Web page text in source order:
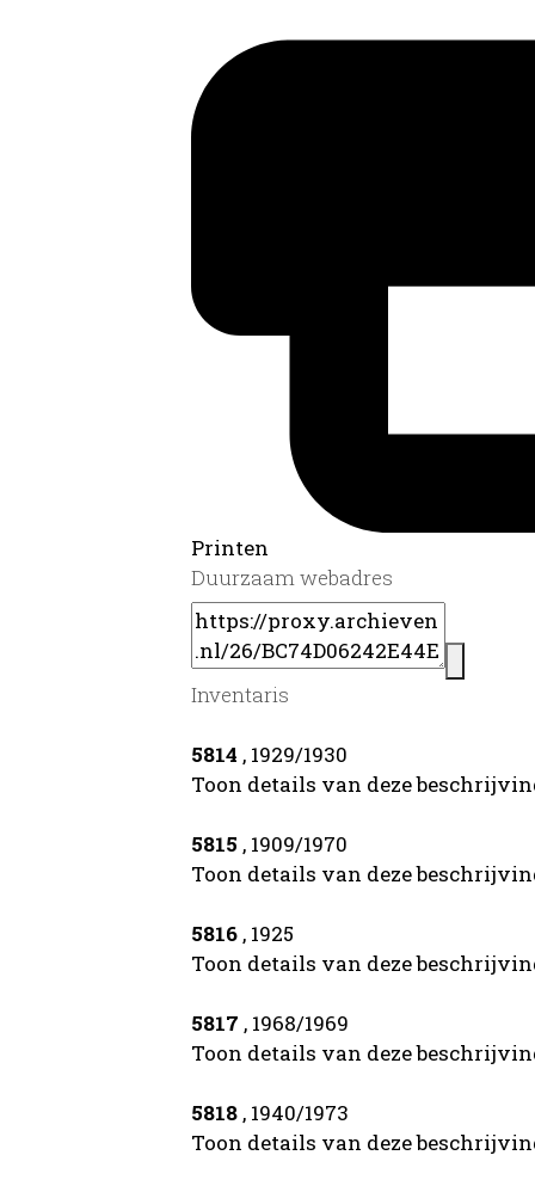
Printen
Duurzaam webadres
Inventaris
5814 , 1929/1930
Toon details van deze
5815 , 1909/1970
Toon details van deze
5816 , 1925
Toon details van deze
5817 , 1968/1969
Toon details van deze
5818 , 1940/1973
Toon details van deze